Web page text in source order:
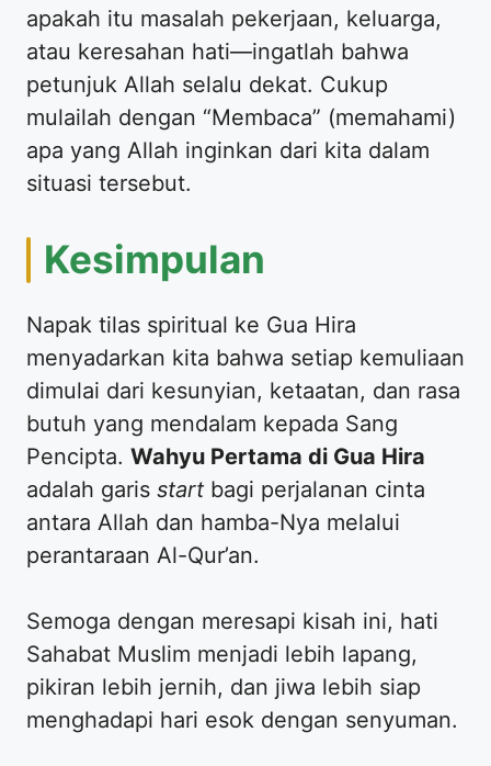
apakah itu masalah pekerjaan, keluarga,
atau keresahan hati—ingatlah bahwa
petunjuk Allah selalu dekat. Cukup
mulailah dengan “Membaca” (memahami)
apa yang Allah inginkan dari kita dalam
situasi tersebut.
​Kesimpulan
​Napak tilas spiritual ke Gua Hira
menyadarkan kita bahwa setiap kemuliaan
dimulai dari kesunyian, ketaatan, dan rasa
butuh yang mendalam kepada Sang
Pencipta. Wahyu Pertama di Gua Hira
adalah garis start bagi perjalanan cinta
antara Allah dan hamba-Nya melalui
perantaraan Al-Qur’an.
​Semoga dengan meresapi kisah ini, hati
Sahabat Muslim menjadi lebih lapang,
pikiran lebih jernih, dan jiwa lebih siap
menghadapi hari esok dengan senyuman.